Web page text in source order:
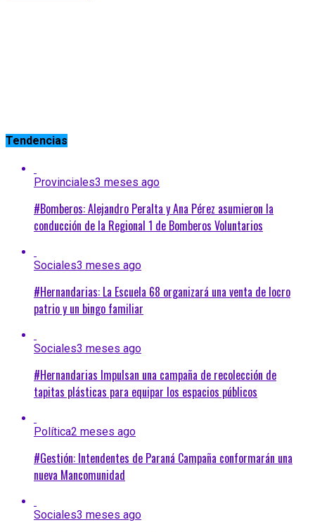
Tendencias
Provinciales3 meses ago
#Bomberos: Alejandro Peralta y Ana Pérez asumieron la
conducción de la Regional 1 de Bomberos Voluntarios
Sociales3 meses ago
#Hernandarias: La Escuela 68 organizará una venta de locro
patrio y un bingo familiar
Sociales3 meses ago
#Hernandarias Impulsan una campaña de recolección de
tapitas plásticas para equipar los espacios públicos
Política2 meses ago
#Gestión: Intendentes de Paraná Campaña conformarán una
nueva Mancomunidad
Sociales3 meses ago